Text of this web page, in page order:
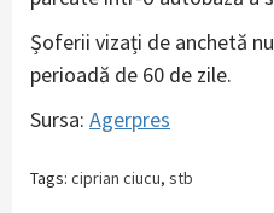
Șoferii vizați de anchetă
perioadă de 60 de zile.
Sursa: Agerpres
Tags: ciprian ciucu, stb